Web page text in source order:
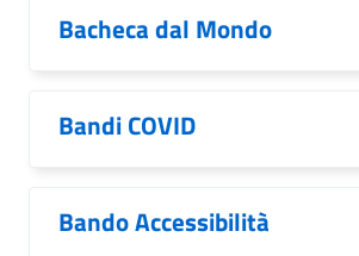
Bacheca dal Mondo
Bandi COVID
Bando Accessibilità